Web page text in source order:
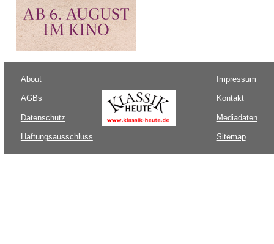
About
AGBs
Datenschutz
Haftungsausschluss
Impressum
Kontakt
Mediadaten
Sitemap